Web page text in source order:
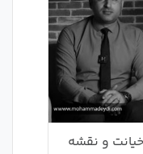
و نقشه